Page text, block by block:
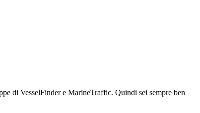
di VesselFinder e MarineTraffic. Quindi sei sempre ben